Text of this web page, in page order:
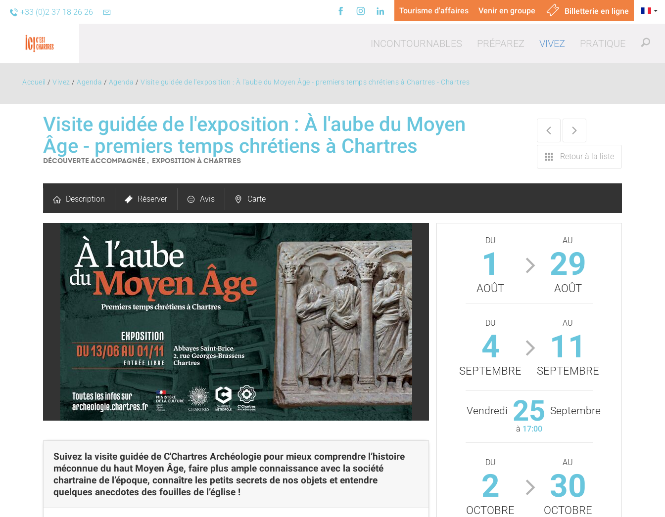
Tourisme d'affaires Venir en groupe Billetterie en ligne
+33 (0)2 37 18 26 26
INCONTOURNABLES PRÉPAREZ VIVEZ
Agenda Loisirs Trinquer & manger
PRATIQUE
Accueil / Vivez / Agenda / Agenda / Visite guidée de l'exposition : À l'aube du Moyen Âge - premiers temps chrétiens à Chartres - Chartres
Visite guidée de l'exposition : À l'aube du Moyen
Âge - premiers temps chrétiens à Chartres
DÉCOUVERTE ACCOMPAGNÉE , EXPOSITION À CHARTRES Retour à la liste
Description Réserver Avis Carte
Suivez la visite guidée de C'Chartres Archéologie pour mieux comprendre l’histoire
méconnue du haut Moyen Âge, faire plus ample connaissance avec la société
chartraine de l’époque, connaître les petits secrets de nos objets et entendre
quelques anecdotes des fouilles de l’église !
DU
1
AOÛT
AU
29
AOÛT
DU
4
SEPTEMBRE
AU
11
SEPTEMBRE
Vendredi 25 Septembre
à 17:00
DU
2
OCTOBRE
AU
30
OCTOBRE